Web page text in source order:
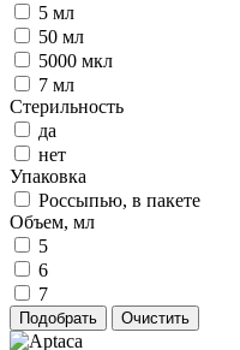
5 мл
50 мл
5000 мкл
7 мл
Стерильность
да
нет
Упаковка
Россыпью, в пакете
Объем, мл
5
6
7